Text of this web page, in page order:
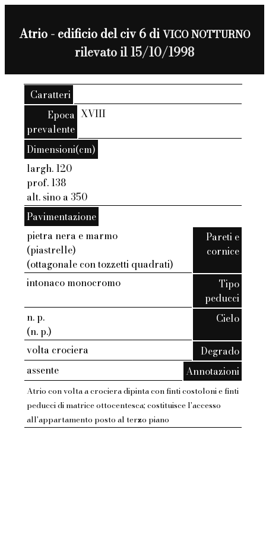
Atrio - edificio del civ 6 diVICO NOTTURNO
rilevato il 15/10/1998
Caratteri
Epoca
prevalente
XVIII
Dimensioni(cm)
largh. 120
prof. 138
alt. sino a 350
Pavimentazione
pietra nera e marmo
(piastrelle)
(ottagonale con tozzetti quadrati)
Pareti e
cornice
intonaco monocromo
Tipo
peducci
n. p.
(n. p.)
Cielo
volta crociera
Degrado
assente
Annotazioni
Atrio con volta a crociera dipinta con finti costoloni e finti
peducci di matrice ottocentesca; costituisce l'accesso
all'appartamento posto al terzo piano